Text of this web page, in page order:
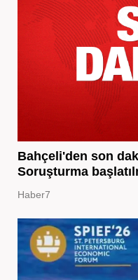
Bahçeli'den son
Soruşturma
Haber7